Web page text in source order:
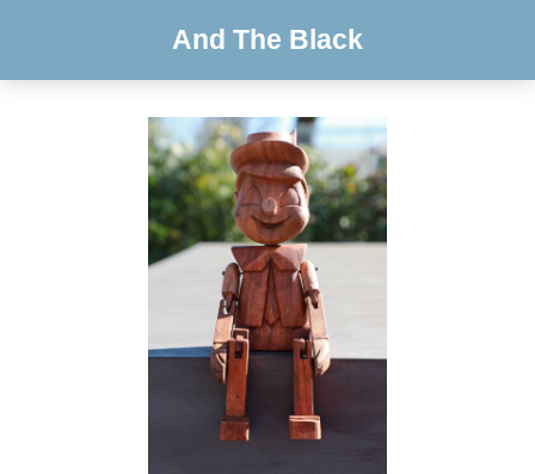
And The Black